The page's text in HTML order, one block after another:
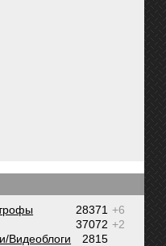
+6
28371
+2
37072
2815
Видеоблоги